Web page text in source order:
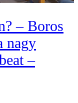
– Boros
nagy
–